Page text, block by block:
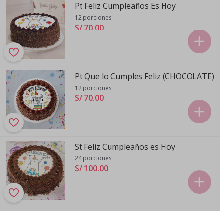
Pt Feliz Cumpleaños Es Hoy
12 porciones
S/ 70.00
Pt Que lo Cumples Feliz (CHOCOLATE)
12 porciones
S/ 70.00
St Feliz Cumpleaños es Hoy
24 porciones
S/ 100.00